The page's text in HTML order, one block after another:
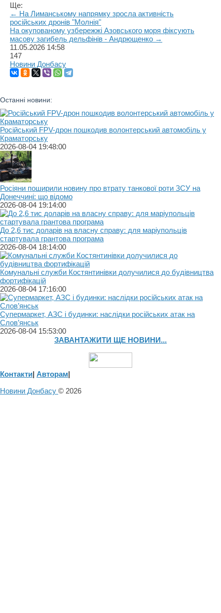
Ще:
← На Лиманському напрямку зросла активність
російських дронів "Молнія"
На окупованому узбережжі Азовського моря фіксують
масову загибель дельфінів - Андрющенко →
11.05.2026 14:58
147
Новини Донбасу
Останні новини:
Російський FPV-дрон пошкодив волонтерський автомобіль у
Краматорську
2026-08-04 19:48:00
Росіяни поширили новину про втрату танкової роти ЗСУ на
Донеччині: що відомо
2026-08-04 19:14:00
До 2,6 тис доларів на власну справу: для маріупольців
стартувала грантова програма
2026-08-04 18:14:00
Комунальні служби Костянтинівки долучилися до будівництва
фортифікацій
2026-08-04 17:16:00
Супермаркет, АЗС і будинки: наслідки російських атак на
Слов’янськ
2026-08-04 15:53:00
ЗАВАНТАЖИТИ ЩЕ НОВИНИ...
Контакти| Авторам|
Новини Донбасу © 2026